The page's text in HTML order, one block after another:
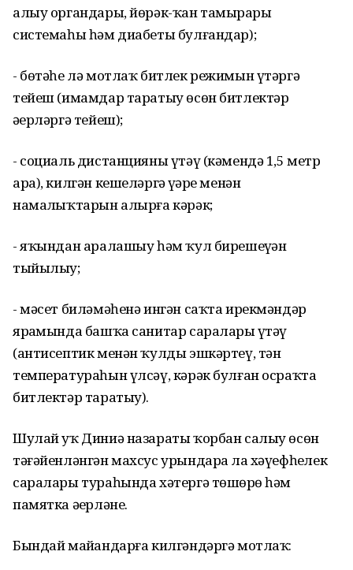
алыу органдары, йөрәк-ҡан тамырҙары
системаһы һәм диабеты булғандар);
- бөтәһе лә мотлаҡ битлек режимын үтәргә
тейеш (имамдар таратыу өсөн битлектәр
әҙерләргә тейеш);
- социаль дистанцияны үтәү (кәмендә 1,5 метр
ара), килгән кешеләргә үҙҙәре менән
намаҙлыҡтарын алырға кәрәк;
- яҡындан аралашыу һәм ҡул бирешеүҙән
тыйылыу;
- мәсет биләмәһенә ингән саҡта ирекмәндәр
ярҙамында башҡа санитар сараларҙы үтәү
(антисептик менән ҡулды эшкәртеү, тән
температураһын үлсәү, кәрәк булған осраҡта
битлектәр таратыу).
Шулай уҡ Диниә назараты ҡорбан салыу өсөн
тәғәйенләнгән махсус урындарҙа ла хәүефһеҙлек
саралары тураһында хәтергә төшөрҙө һәм
памятка әҙерләне.
Бындай майҙандарға килгәндәргә мотлаҡ: